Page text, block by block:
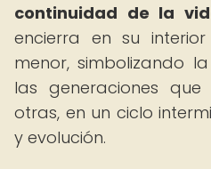
continuidad de la
encierra en su
menor, simbolizando
las generaciones
otras, en un ciclo
y evolución.